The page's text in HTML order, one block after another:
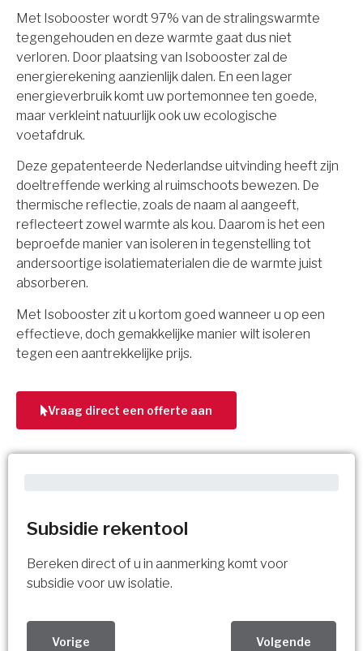
Subsidie rekentool
Bereken direct of u in aanmerking komt voor
subsidie voor uw isolatie.
Vorige Volgende
Met Isobooster wordt 97% van de stralingswarmte
tegengehouden en deze warmte gaat dus niet
verloren. Door plaatsing van Isobooster zal de
energierekening aanzienlijk dalen. En een lager
energieverbruik komt uw portemonnee ten goede,
maar verkleint natuurlijk ook uw ecologische
voetafdruk.
Deze gepatenteerde Nederlandse uitvinding heeft zijn
doeltreffende werking al ruimschoots bewezen. De
thermische reflectie, zoals de naam al aangeeft,
reflecteert zowel warmte als kou. Daarom is het een
beproefde manier van isoleren in tegenstelling tot
andersoortige isolatiematerialen die de warmte juist
absorberen.
Met Isobooster zit u kortom goed wanneer u op een
effectieve, doch gemakkelijke manier wilt isoleren
tegen een aantrekkelijke prijs.
Vraag direct een offerte aan